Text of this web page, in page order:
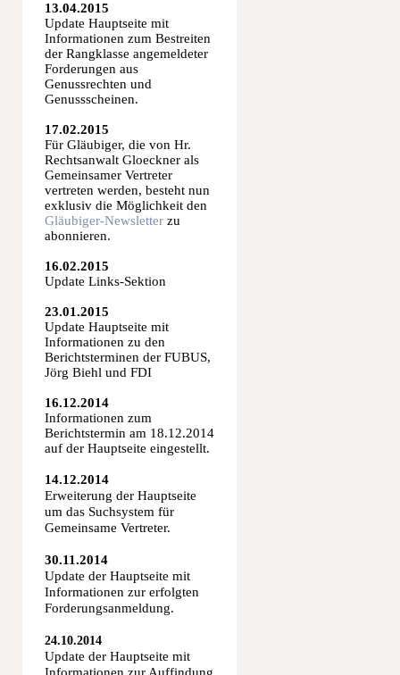
13.04.2015
Update Hauptseite mit
Informationen zum Bestreiten
der Rangklasse angemeldeter
Forderungen aus
Genussrechten und
Genussscheinen.
17.02.2015
Für Gläubiger, die von Hr.
Rechtsanwalt Gloeckner als
Gemeinsamer Vertreter
vertreten werden, besteht nun
exklusiv die Möglichkeit den
Gläubiger-Newsletter zu
abonnieren.
16.02.2015
Update Links-Sektion
23.01.2015
Update Hauptseite mit
Informationen zu den
Berichtsterminen der FUBUS,
Jörg Biehl und FDI
16.12.2014
Informationen zum
Berichtstermin am 18.12.2014
auf der Hauptseite eingestellt.
14.12.2014
Erweiterung der Hauptseite
um das Suchsystem für
Gemeinsame Vertreter.
30.11.2014
Update der Hauptseite mit
Informationen zur erfolgten
Forderungsanmeldung.
24.10.2014
Update der Hauptseite mit
Informationen zur Auffindung